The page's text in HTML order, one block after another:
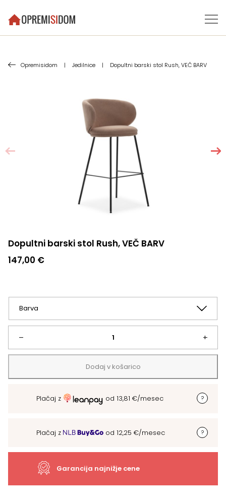
Opremisidom | Jedilnice | Dopultni barski stol Rush, VEČ BARV
Dopultni barski stol Rush, VEČ BARV
147,00 €
–
Dopultni
barski
stol
+
Dodaj v košarico
Plačaj z od 13,81 €/mesec
Plačaj z od 12,25 €/mesec
Garancija najnižje cene